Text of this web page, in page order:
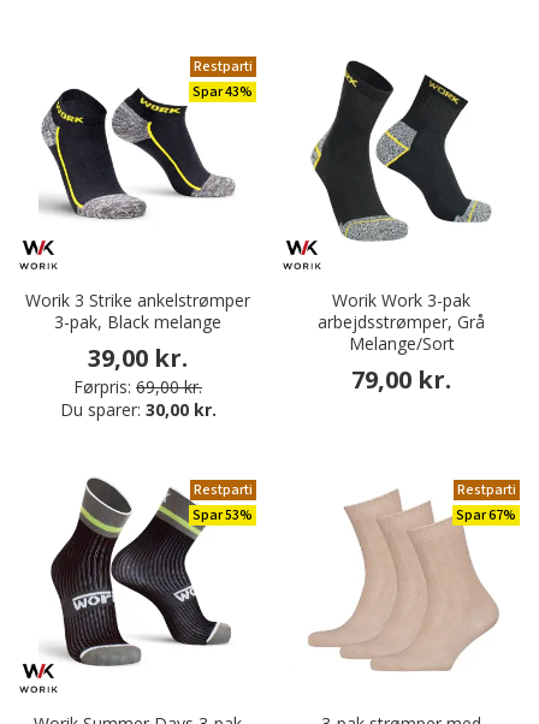
Restparti
Spar 43%
Worik 3 Strike ankelstrømper
3-pak, Black melange
39,00 kr.
Førpris: 69,00 kr.
Du sparer: 30,00 kr.
Worik Work 3-pak
arbejdsstrømper, Grå
Melange/Sort
79,00 kr.
Restparti
Spar 53%
Restparti
Spar 67%